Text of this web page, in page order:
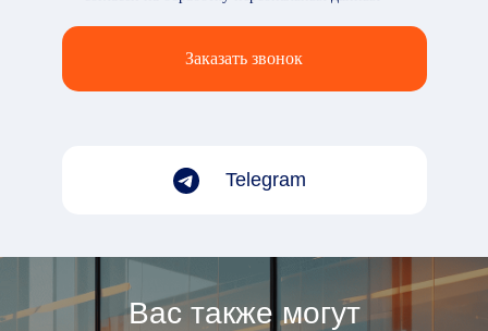
Заказать звонок
Telegram
Вас также могут